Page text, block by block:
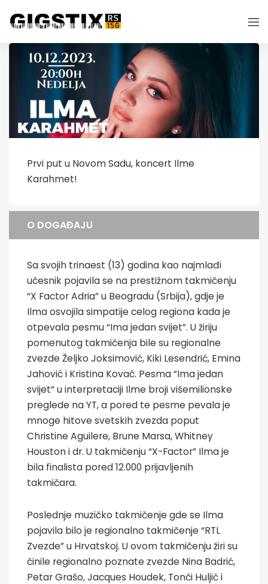
Prvi put u Novom Sadu, koncert Ilme
Karahmet!
O DOGAĐAJU
Sa svojih trinaest (13) godina kao najmlađi
učesnik pojavila se na prestižnom takmičenju
“X Factor Adria” u Beogradu (Srbija), gdje je
Ilma osvojila simpatije celog regiona kada je
otpevala pesmu “Ima jedan svijet”. U žiriju
pomenutog takmičenja bile su regionalne
zvezde Željko Joksimović, Kiki Lesendrić, Emina
Jahović i Kristina Kovač. Pesma “Ima jedan
svijet” u interpretaciji Ilme broji višemilionske
preglede na YT, a pored te pesme pevala je
mnoge hitove svetskih zvezda poput
Christine Aguilere, Brune Marsa, Whitney
Houston i dr. U takmičenju “X-Factor” Ilma je
bila finalista pored 12.000 prijavljenih
takmičara.
Poslednje muzičko takmičenje gde se Ilma
pojavila bilo je regionalno takmičenje “RTL
Zvezde” u Hrvatskoj. U ovom takmičenju žiri su
činile regionalno poznate zvezde Nina Badrić,
Petar Grašo, Jacques Houdek, Tonči Huljić i